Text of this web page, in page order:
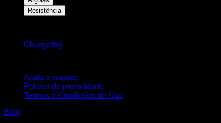
Resistência
Changelog
Ajuda e suporte
Política de privacidade
Termos e Condições de Uso
Blog